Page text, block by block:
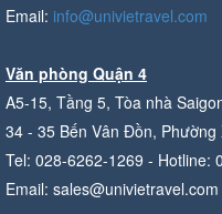
Email: info@univietravel.com
Văn phòng Quận 4
A5-15, Tầng 5, Tòa nhà
34 - 35 Bến Vân Đồn,
Tel: 028-6262-1269 - Hotline:
Email: sales@univietravel.com